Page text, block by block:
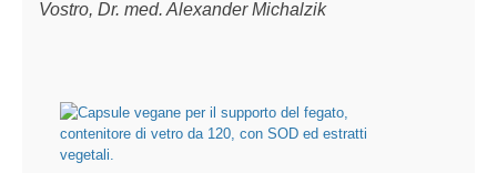
Vostro, Dr. med. Alexander Michalzik